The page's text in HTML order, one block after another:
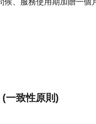
致性原則)